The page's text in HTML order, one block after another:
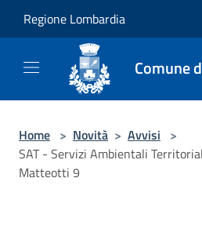
Regione Lombardia
Comune
Home > Novità > Avvisi >
SAT - Servizi Ambientali
Matteotti 9